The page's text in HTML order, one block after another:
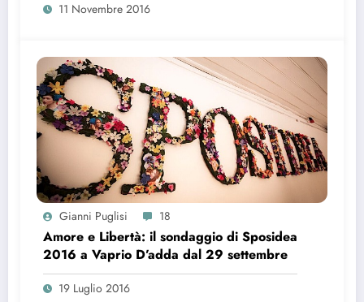
11 Novembre 2016
Gianni Puglisi 18
Amore e Libertà: il sondaggio di Sposidea
2016 a Vaprio D’adda dal 29 settembre
19 Luglio 2016